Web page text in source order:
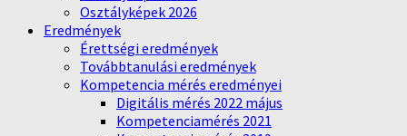
Osztályképek 2026
Eredmények
Érettségi eredmények
Továbbtanulási eredmények
Kompetencia mérés eredményei
Digitális mérés 2022 május
Kompetenciamérés 2021